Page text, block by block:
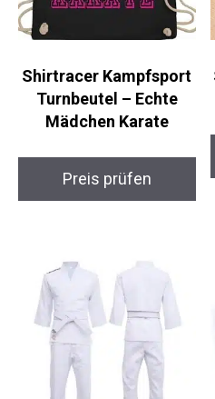
Shirtracer Kampfsport
Turnbeutel – Echte
Mädchen Karate